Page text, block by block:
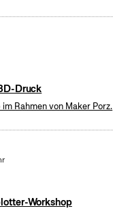
Druck
Rahmen von Maker Porz.
Workshop